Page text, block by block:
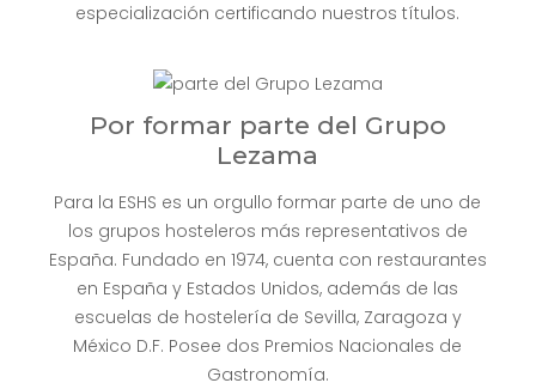
especialización certificando nuestros títulos.
Por formar parte del Grupo
Lezama
Para la ESHS es un orgullo formar parte de uno de
los grupos hosteleros más representativos de
España. Fundado en 1974, cuenta con restaurantes
en España y Estados Unidos, además de las
escuelas de hostelería de Sevilla, Zaragoza y
México D.F. Posee dos Premios Nacionales de
Gastronomía.